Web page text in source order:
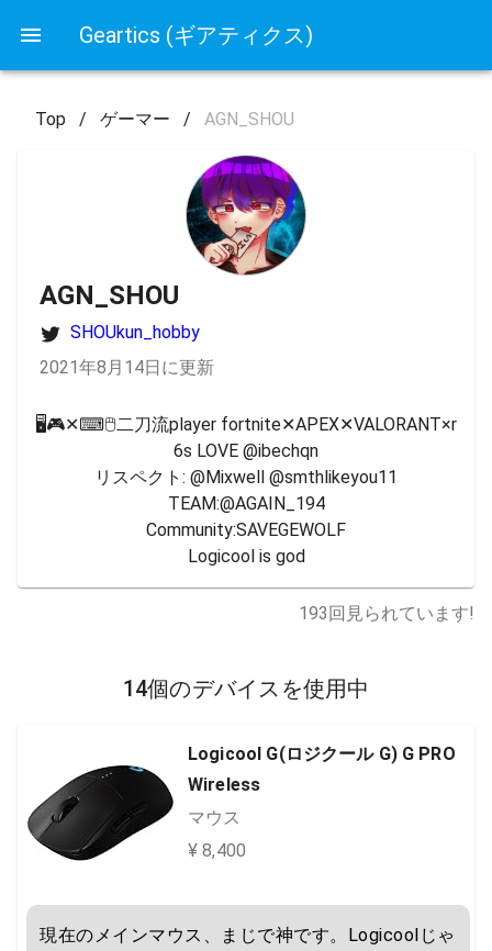
Geartics (ギアティクス)
Top / ゲーマー / AGN_SHOU
AGN_SHOU
SHOUkun_hobby
2021年8月14日に更新
🖥🎮✕⌨🖱二刀流player fortnite✕APEX✕VALORANT×r
6s LOVE @ibechqn
リスペクト: @Mixwell @smthlikeyou11
TEAM:@AGAIN_194
Community:SAVEGEWOLF
Logicool is god
193回見られています!
14個のデバイスを使用中
Logicool G(ロジクール G) G PRO
Wireless
マウス
¥ 8,400
現在のメインマウス、まじで神です。Logicoolじゃ